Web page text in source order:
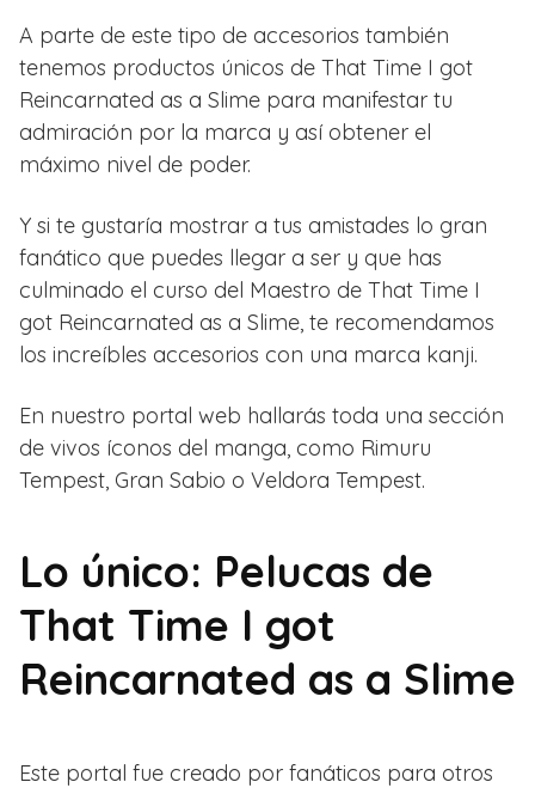
A parte de este tipo de accesorios también
tenemos productos únicos de That Time I got
Reincarnated as a Slime para manifestar tu
admiración por la marca y así obtener el
máximo nivel de poder.
Y si te gustaría mostrar a tus amistades lo gran
fanático que puedes llegar a ser y que has
culminado el curso del Maestro de That Time I
got Reincarnated as a Slime, te recomendamos
los increíbles accesorios con una marca kanji.
En nuestro portal web hallarás toda una sección
de vivos íconos del manga, como Rimuru
Tempest, Gran Sabio o Veldora Tempest.
Lo único: Pelucas de
That Time I got
Reincarnated as a Slime
Este portal fue creado por fanáticos para otros